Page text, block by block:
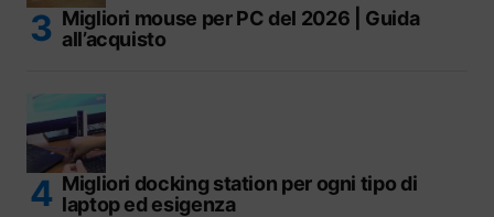
Migliori mouse per PC del 2026 | Guida
all’acquisto
Migliori docking station per ogni tipo di
laptop ed esigenza